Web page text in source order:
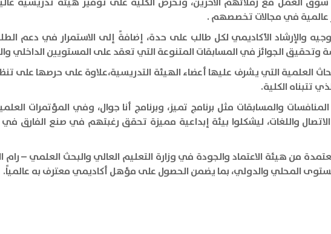
عالمية في مجالات تخصصهم .
والإرشاد الأكاديمي لكل طالب على حدة، إضافةً إلى الاستمرار في دعم
الجوائز في المسابقات المتنوعة التي تعقد على المستويين الداخلي
العلمية التي يشرف عليها أعضاء الهيئة التدريسية،علاوة على حرصها على
تتبناه الكلية.
والمسابقات مثل برنامج تميز، وبرنامج أنا جوال، وفي المؤتمرات
واللغات، ليشكلوا بيئة إبداعية مميزة تحقق رغبتهم في صنع الفارق
من هيئة الاعتماد والجودة في وزارة التعليم العالي والبحث العلمي – رام
المحلي والدولي، بما يضمن الحصول على مؤهل أكاديمي معترف به عالمياً.